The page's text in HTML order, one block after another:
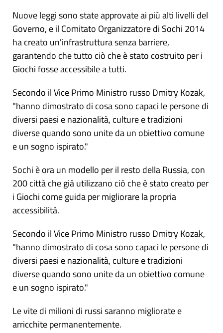
Nuove leggi sono state approvate ai più alti livelli del
Governo, e il Comitato Organizzatore di Sochi 2014
ha creato un'infrastruttura senza barriere,
garantendo che tutto ciò che è stato costruito per i
Giochi fosse accessibile a tutti.
Secondo il Vice Primo Ministro russo Dmitry Kozak,
"hanno dimostrato di cosa sono capaci le persone di
diversi paesi e nazionalità, culture e tradizioni
diverse quando sono unite da un obiettivo comune
e un sogno ispirato."
Sochi è ora un modello per il resto della Russia, con
200 città che già utilizzano ciò che è stato creato per
i Giochi come guida per migliorare la propria
accessibilità.
Secondo il Vice Primo Ministro russo Dmitry Kozak,
"hanno dimostrato di cosa sono capaci le persone di
diversi paesi e nazionalità, culture e tradizioni
diverse quando sono unite da un obiettivo comune
e un sogno ispirato."
Le vite di milioni di russi saranno migliorate e
arricchite permanentemente.